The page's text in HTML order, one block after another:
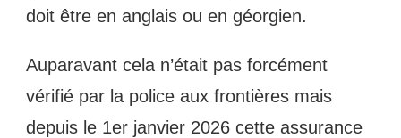
doit être en anglais ou en géorgien.
Auparavant cela n’était pas forcément
vérifié par la police aux frontières mais
depuis le 1er janvier 2026 cette assurance